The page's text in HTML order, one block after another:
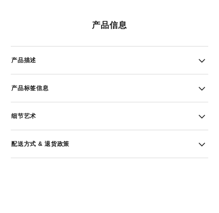
产品信息
产品描述
产品标签信息
细节艺术
配送方式 & 退货政策